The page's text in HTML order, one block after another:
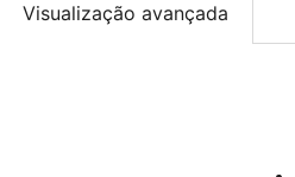
Visualização avançada